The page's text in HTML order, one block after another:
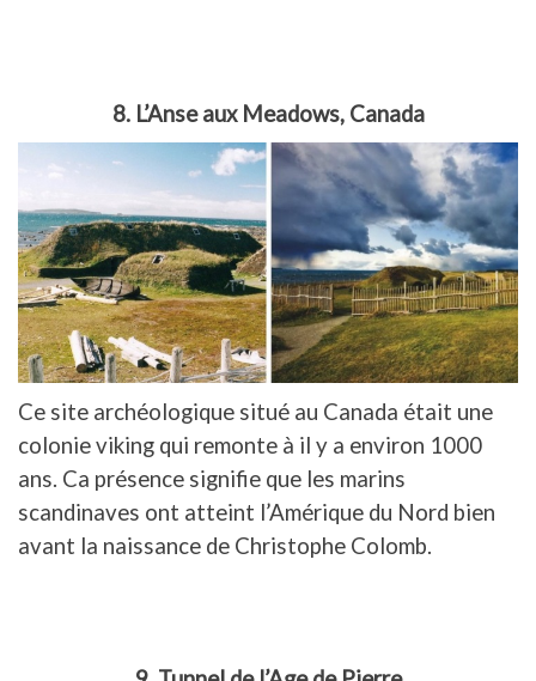
8. L’Anse aux Meadows, Canada
Ce site archéologique situé au Canada était une
colonie viking qui remonte à il y a environ 1000
ans. Ca présence signifie que les marins
scandinaves ont atteint l’Amérique du Nord bien
avant la naissance de Christophe Colomb.